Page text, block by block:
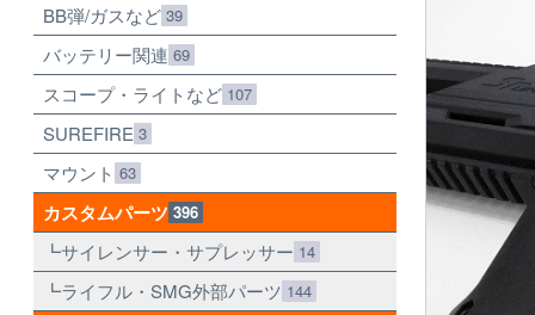
BB弾/ガスなど 39
バッテリー関連 69
スコープ・ライトなど 107
SUREFIRE 3
マウント 63
カスタムパーツ 396
サイレンサー・サプレッサー 14
ライフル・SMG外部パーツ 144